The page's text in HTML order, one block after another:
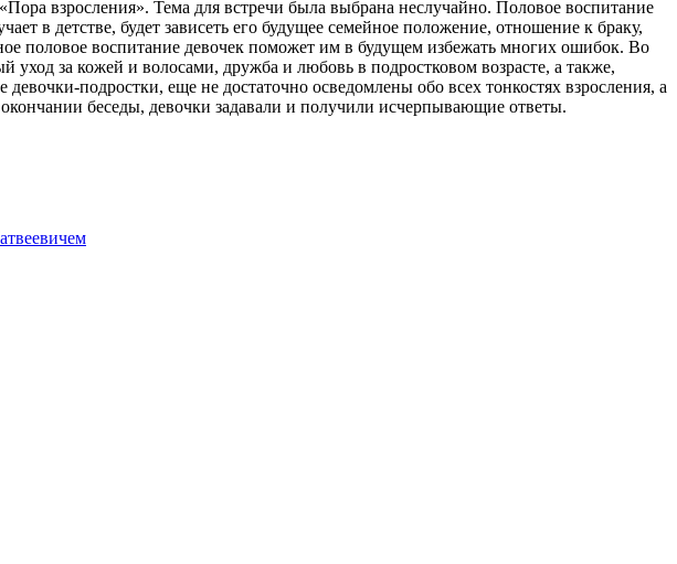
взросления». Тема для встречи была выбрана неслучайно. Половое воспитание
в детстве, будет зависеть его будущее семейное положение, отношение к браку,
половое воспитание девочек поможет им в будущем избежать многих ошибок. Во
за кожей и волосами, дружба и любовь в подростковом возрасте, а также,
подростки, еще не достаточно осведомлены обо всех тонкостях взросления, а
беседы, девочки задавали и получили исчерпывающие ответы.